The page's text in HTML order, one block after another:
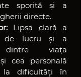
sporită și a
directe.
Lipsa clară a
de lucru și a
dintre viața
cea personală
la dificultăți în